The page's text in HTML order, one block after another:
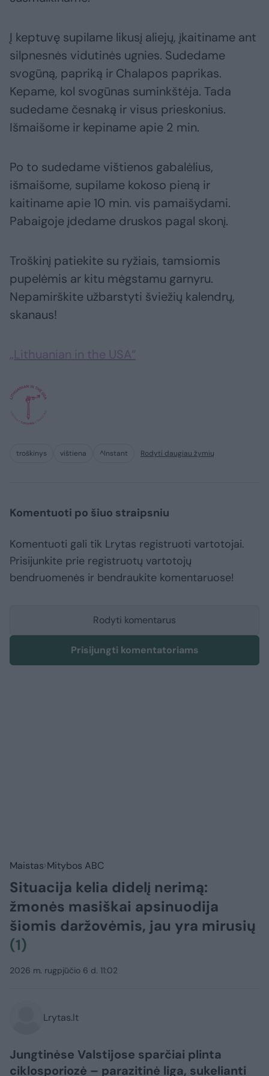
Į keptuvę supilame likusį aliejų, įkaitiname ant
silpnesnės vidutinės ugnies. Sudedame
svogūną, papriką ir Chalapos paprikas.
Kepame, kol svogūnas suminkštėja. Tada
sudedame česnaką ir visus prieskonius.
Išmaišome ir kepiname apie 2 min.
Po to sudedame vištienos gabalėlius,
išmaišome, supilame kokoso pieną ir
kaitiname apie 10 min. vis pamaišydami.
Pabaigoje įdedame druskos pagal skonį.
Troškinį patiekite su ryžiais, tamsiomis
pupelėmis ar kitu mėgstamu garnyru.
Nepamirškite užbarstyti šviežių kalendrų,
skanaus!
„Lithuanian in the USA“
troškinys vištiena ^Instant Rodyti daugiau žymių
Komentuoti po šiuo straipsniu
Komentuoti gali tik Lrytas registruoti vartotojai.
Prisijunkite prie registruotų vartotojų
bendruomenės ir bendraukite komentaruose!
Rodyti komentarus
Prisijungti komentatoriams
Maistas Mitybos ABC
Situacija kelia didelį nerimą:
žmonės masiškai apsinuodija
šiomis daržovėmis, jau yra mirusių
(1)
2026 m. rugpjūčio 6 d. 11:02
Lrytas.lt
Jungtinėse Valstijose sparčiai plinta
ciklosporiozė – parazitinė liga, sukelianti